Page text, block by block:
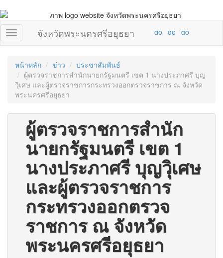
จังหวัดพระนครศรีอยุธยา
หน้าหลัก ข่าว
ประชาสัมพันธ์
ผู้ตรวจราชการสำนักนายกรัฐมนตรี เขต 1 นางประภาศรี บุญ
วุิเศษ และผู้ตรวจราชการกระทรวงออกตรวจราชการ ณ จังหวัด
พระนครศรีอยุธยา
ผู้ตรวจราชการสำนัก
นายกรัฐมนตรี เขต 1
นางประภาศรี บุญวุิเศษ
และผู้ตรวจราชการ
กระทรวงออกตรวจ
ราชการ ณ จังหวัด
พระนครศรีอยุธยา